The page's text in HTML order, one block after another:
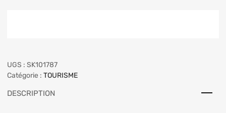
UGS : SK101787
Catégorie : TOURISME
DESCRIPTION